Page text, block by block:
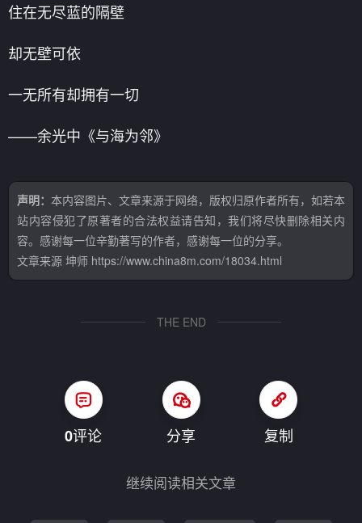
住在无尽蓝的隔壁
却无壁可依
一无所有却拥有一切
——余光中《与海为邻》
声明： 本内容图片、文章来源于网络，版权归原作者所有，如若本
站内容侵犯了原著者的合法权益请告知，我们将尽快删除相关内
容。感谢每一位辛勤著写的作者，感谢每一位的分享。
文章来源 坤师 https://www.china8m.com/18034.html
THE END
0评论 分享 复制
继续阅读相关文章